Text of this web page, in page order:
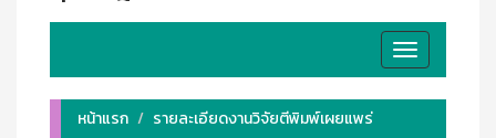
Toggle
navigation
หน้าแรก
รายละเอียดงานวิจัยตีพิมพ์เผยแพร่